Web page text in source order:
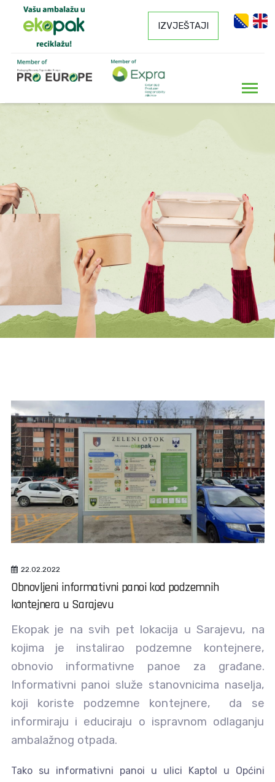
IZVJEŠTAJI
22.02.2022
Obnovljeni informativni panoi kod podzemnih
kontejnera u Sarajevu
Ekopak je na svih pet lokacija u Sarajevu, na
kojima je instalirao podzemne kontejnere,
obnovio informativne panoe za građane.
Informativni panoi služe stanovnicima naselja,
koji koriste podzemne kontejnere, da se
informiraju i educiraju o ispravnom odlaganju
ambalažnog otpada.
Tako su informativni panoi u ulici Kaptol u Općini